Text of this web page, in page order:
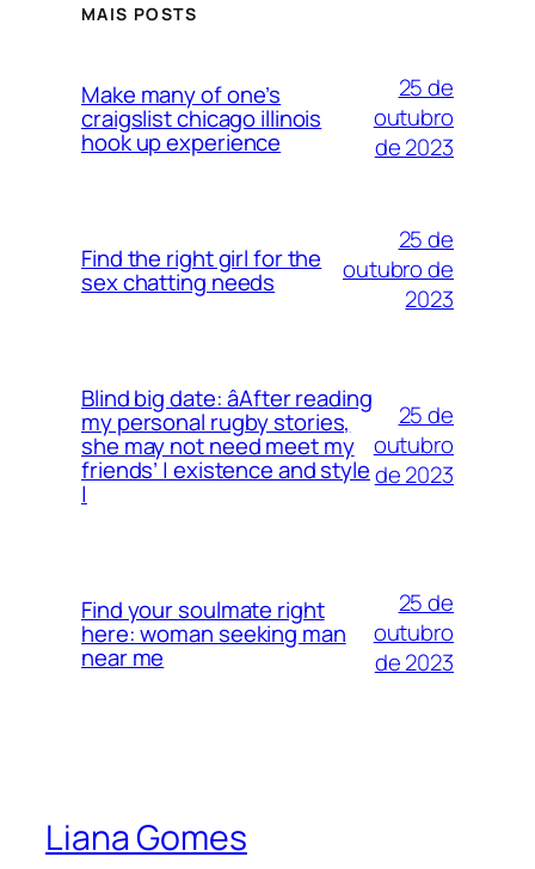
MAIS POSTS
Make many of one’s
craigslist chicago illinois
hook up experience
25 de
outubro
de 2023
Find the right girl for the
sex chatting needs
25 de
outubro de
2023
Blind big date: âAfter reading
my personal rugby stories,
she may not need meet my
friends’ | existence and style
|
25 de
outubro
de 2023
Find your soulmate right
here: woman seeking man
near me
25 de
outubro
de 2023
Liana Gomes